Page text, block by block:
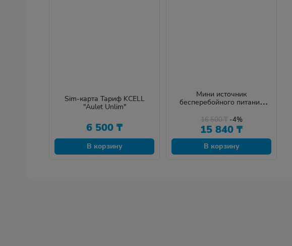
Sim-карта Тариф KCELL
"Aulet Unlim"
6 500 ₸
В корзину
Мини источник
бесперебойного питания
16 500₸ -4%
15 840 ₸
В корзину